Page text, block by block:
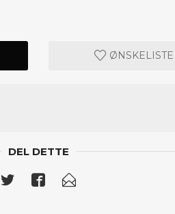
ØNSKELISTE
DEL DETTE